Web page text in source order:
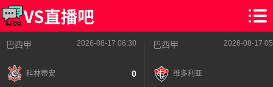
巴西甲 2026-08-17 06:30
科林蒂安 0
巴西甲 2026-08-17
维多利亚